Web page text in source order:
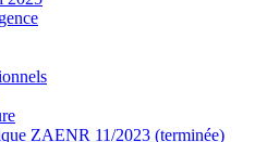
ZAENR 11/2023 (terminée)